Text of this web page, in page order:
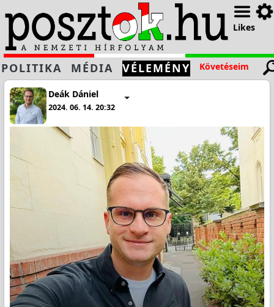
Likes
POLITIKA MÉDIA VÉLEMÉNY Követéseim
Deák Dániel
2024. 06. 14. 20:32